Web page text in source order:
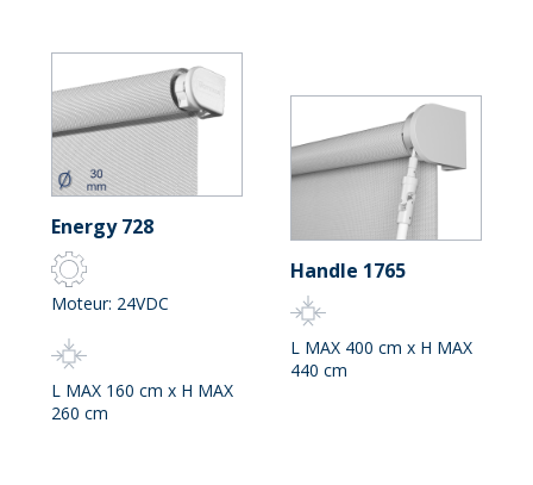
Energy 728
Moteur: 24VDC
L MAX 160 cm x H MAX
260 cm
Handle 1765
L MAX 400 cm x H MAX
440 cm